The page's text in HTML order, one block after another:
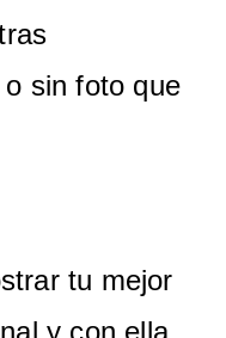
sin foto que
tu mejor
y con ella